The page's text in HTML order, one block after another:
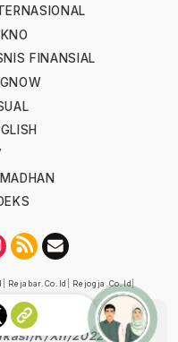
FINANSIAL
Rejabar.co.id Rejogja.co.id|
Dewan Pers
K/XII/2022